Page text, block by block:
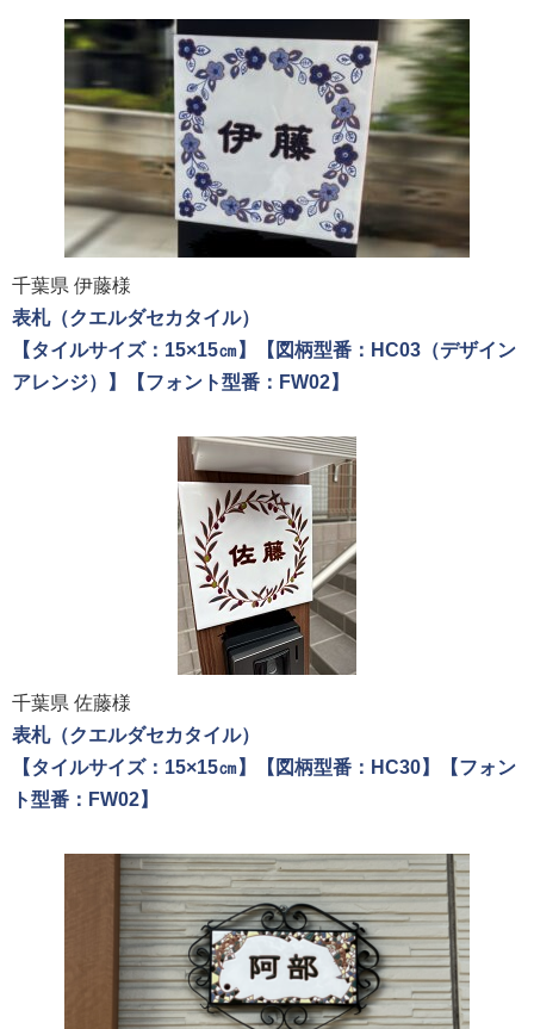
千葉県 伊藤様
表札（クエルダセカタイル）
【タイルサイズ：15×15㎝】【図柄型番：HC03（デザイン
アレンジ）】【フォント型番：FW02】
千葉県 佐藤様
表札（クエルダセカタイル）
【タイルサイズ：15×15㎝】【図柄型番：HC30】【フォン
ト型番：FW02】